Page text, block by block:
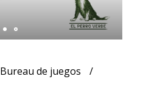
Bureau de juegos